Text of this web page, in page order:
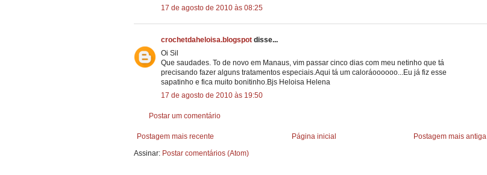
17 de agosto de 2010 às 08:25
crochetdaheloisa.blogspot disse...
Oi Sil
Que saudades. To de novo em Manaus, vim passar cinco dias com meu netinho que tá
precisando fazer alguns tratamentos especiais.Aqui tá um caloráoooooo...Eu já fiz esse
sapatinho e fica muito bonitinho.Bjs Heloisa Helena
17 de agosto de 2010 às 19:50
Postar um comentário
Postagem mais recente Postagem mais antiga
Página inicial
Assinar: Postar comentários (Atom)